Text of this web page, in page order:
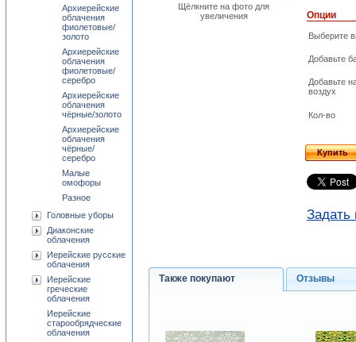
Щёлкните на фото для
увеличения
Опции
Выберите
Добавьте
Добавьте
воздух
Кол-во
Купить
Задать
Также покупают Отзывы
Архиерейские
облачения
фиолетовые/
золото
Архиерейские
облачения
фиолетовые/
серебро
Архиерейские
облачения
чёрные/золото
Архиерейские
облачения
чёрные/
серебро
Малые
омофоры
Разное
Головные уборы
Диаконские
облачения
Иерейские русские
облачения
Иерейские
греческие
облачения
Иерейские
старообрядческие
облачения